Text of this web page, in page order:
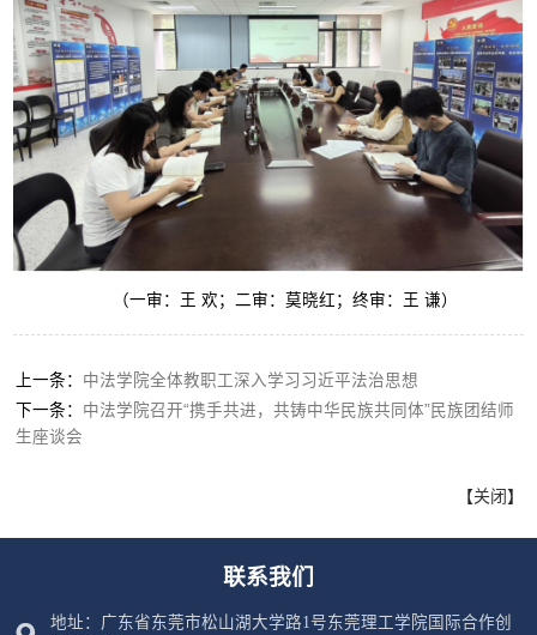
（一审：王 欢；二审：莫晓红；终审：王 谦）
上一条： 中法学院全体教职工深入学习习近平法治思想
下一条： 中法学院召开“携手共进，共铸中华民族共同体”民族团结师
生座谈会
【关闭】
联系我们
地址：广东省东莞市松山湖大学路1号东莞理工学院国际合作创